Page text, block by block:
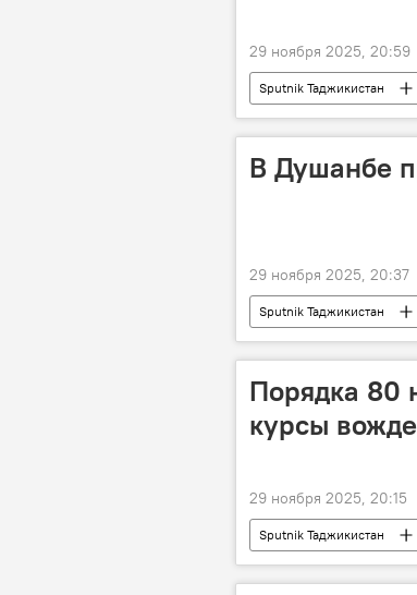
29 ноября 2025, 20:59
Sputnik Таджикистан
В Душанбе
29 ноября 2025, 20:37
Sputnik Таджикистан
Порядка 80
курсы
29 ноября 2025, 20:15
Sputnik Таджикистан